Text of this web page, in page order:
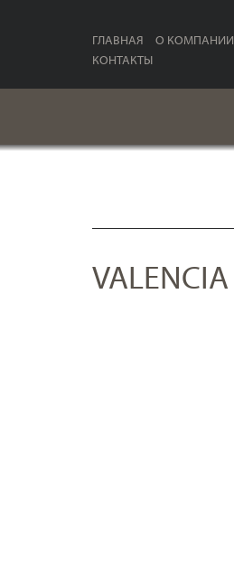
ГЛАВНАЯ О КОМПАНИИ
КОНТАКТЫ
VALENCIA